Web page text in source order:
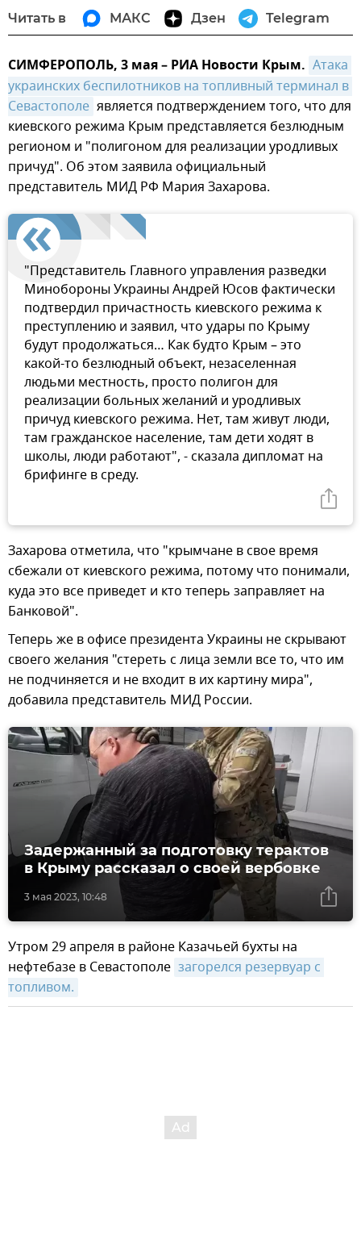
Читать в МАКС Дзен Telegram
СИМФЕРОПОЛЬ, 3 мая – РИА Новости Крым. Атака
украинских беспилотников на топливный терминал в
Севастополе является подтверждением того, что для
киевского режима Крым представляется безлюдным
регионом и "полигоном для реализации уродливых
причуд". Об этом заявила официальный
представитель МИД РФ Мария Захарова.
"Представитель Главного управления разведки
Минобороны Украины Андрей Юсов фактически
подтвердил причастность киевского режима к
преступлению и заявил, что удары по Крыму
будут продолжаться… Как будто Крым – это
какой-то безлюдный объект, незаселенная
людьми местность, просто полигон для
реализации больных желаний и уродливых
причуд киевского режима. Нет, там живут люди,
там гражданское население, там дети ходят в
школы, люди работают", - сказала дипломат на
брифинге в среду.
Захарова отметила, что "крымчане в свое время
сбежали от киевского режима, потому что понимали,
куда это все приведет и кто теперь заправляет на
Банковой".
Теперь же в офисе президента Украины не скрывают
своего желания "стереть с лица земли все то, что им
не подчиняется и не входит в их картину мира",
добавила представитель МИД России.
3 мая 2023, 10:48
Задержанный за подготовку терактов
в Крыму рассказал о своей вербовке
Утром 29 апреля в районе Казачьей бухты на
нефтебазе в Севастополе загорелся резервуар с
топливом.